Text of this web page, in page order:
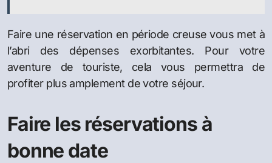
Faire une réservation en période creuse vous met à
l’abri des dépenses exorbitantes. Pour votre
aventure de touriste, cela vous permettra de
profiter plus amplement de votre séjour.
Faire les réservations à
bonne date